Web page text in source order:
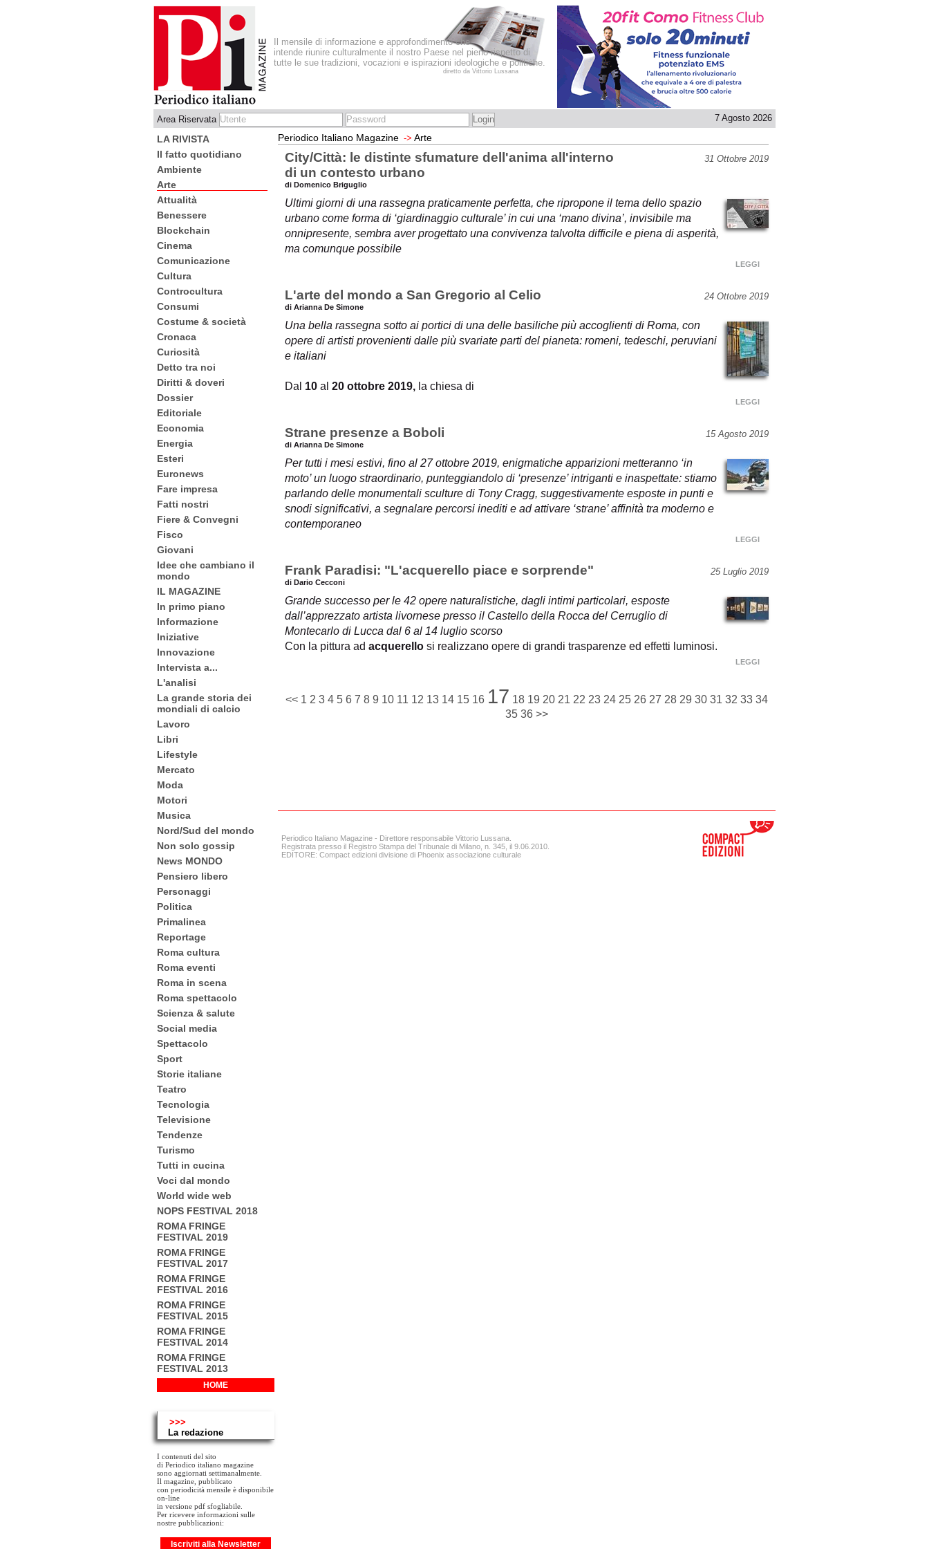
Il mensile di informazione e approfondimento che
intende riunire culturalmente il nostro Paese nel pieno rispetto di
tutte le sue tradizioni, vocazioni e ispirazioni ideologiche e politiche.
diretto da Vittorio Lussana
Area Riservata 7 Agosto 2026
LA RIVISTA
Il fatto quotidiano
Ambiente
Arte
Attualità
Benessere
Blockchain
Cinema
Comunicazione
Cultura
Controcultura
Consumi
Costume & società
Cronaca
Curiosità
Detto tra noi
Diritti & doveri
Dossier
Editoriale
Economia
Energia
Esteri
Euronews
Fare impresa
Fatti nostri
Fiere & Convegni
Fisco
Giovani
Idee che cambiano il
mondo
IL MAGAZINE
In primo piano
Informazione
Iniziative
Innovazione
Intervista a...
L'analisi
La grande storia dei
mondiali di calcio
Lavoro
Libri
Lifestyle
Mercato
Moda
Motori
Musica
Nord/Sud del mondo
Non solo gossip
News MONDO
Pensiero libero
Personaggi
Politica
Primalinea
Reportage
Roma cultura
Roma eventi
Roma in scena
Roma spettacolo
Scienza & salute
Social media
Spettacolo
Sport
Storie italiane
Teatro
Tecnologia
Televisione
Tendenze
Turismo
Tutti in cucina
Voci dal mondo
World wide web
NOPS FESTIVAL 2018
ROMA FRINGE
FESTIVAL 2019
ROMA FRINGE
FESTIVAL 2017
ROMA FRINGE
FESTIVAL 2016
ROMA FRINGE
FESTIVAL 2015
ROMA FRINGE
FESTIVAL 2014
ROMA FRINGE
FESTIVAL 2013
HOME
>>>
La redazione
I contenuti del sito
di Periodico italiano magazine
sono aggiornati settimanalmente.
Il magazine, pubblicato
con periodicità mensile è disponibile
on-line
in versione pdf sfogliabile.
Per ricevere informazioni sulle
nostre pubblicazioni:
Iscriviti alla Newsletter
Periodico Italiano Magazine -> Arte
City/Città: le distinte sfumature dell'anima all'interno
di un contesto urbano
31 Ottobre 2019
di Domenico Briguglio
Ultimi giorni di una rassegna praticamente perfetta, che ripropone il tema dello spazio
urbano come forma di ‘giardinaggio culturale’ in cui una ‘mano divina’, invisibile ma
onnipresente, sembra aver progettato una convivenza talvolta difficile e piena di asperità,
ma comunque possibile
LEGGI
L'arte del mondo a San Gregorio al Celio 24 Ottobre 2019
di Arianna De Simone
Una bella rassegna sotto ai portici di una delle basiliche più accoglienti di Roma, con
opere di artisti provenienti dalle più svariate parti del pianeta: romeni, tedeschi, peruviani
e italiani
Dal 10 al 20 ottobre 2019, la chiesa di
LEGGI
Strane presenze a Boboli 15 Agosto 2019
di Arianna De Simone
Per tutti i mesi estivi, fino al 27 ottobre 2019, enigmatiche apparizioni metteranno ‘in
moto’ un luogo straordinario, punteggiandolo di ‘presenze’ intriganti e inaspettate: stiamo
parlando delle monumentali sculture di Tony Cragg, suggestivamente esposte in punti e
snodi significativi, a segnalare percorsi inediti e ad attivare ‘strane’ affinità tra moderno e
contemporaneo
LEGGI
Frank Paradisi: "L'acquerello piace e sorprende" 25 Luglio 2019
di Dario Cecconi
Grande successo per le 42 opere naturalistiche, dagli intimi particolari, esposte
dall’apprezzato artista livornese presso il Castello della Rocca del Cerruglio di
Montecarlo di Lucca dal 6 al 14 luglio scorso
Con la pittura ad acquerello si realizzano opere di grandi trasparenze ed effetti luminosi.
LEGGI
<< 1 2 3 4 5 6 7 8 9 10 11 12 13 14 15 16 17 18 19 20 21 22 23 24 25 26 27 28 29 30 31 32 33 34
35 36 >>
Periodico Italiano Magazine - Direttore responsabile Vittorio Lussana.
Registrata presso il Registro Stampa del Tribunale di Milano, n. 345, il 9.06.2010.
EDITORE: Compact edizioni divisione di Phoenix associazione culturale